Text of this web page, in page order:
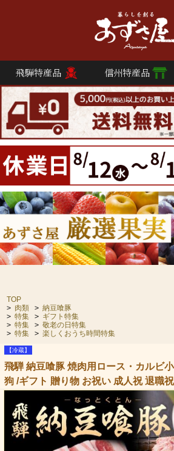
飛騨特産品 信州特産品
TOP
> 肉類 > 納豆喰豚
> 特集 > ギフト特集
> 特集 > 敬老の日特集
> 特集 > 楽しくおうち時間特集
【冷蔵】
飛騨 納豆喰豚 焼肉用ロース・カルビ
狗 /ギフト 贈り物 お祝い 成人祝 退職